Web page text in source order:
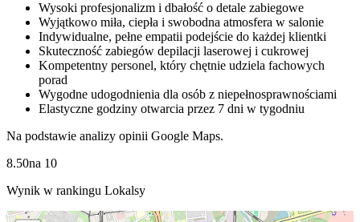
Wysoki profesjonalizm i dbałość o detale zabiegowe
Wyjątkowo miła, ciepła i swobodna atmosfera w salonie
Indywidualne, pełne empatii podejście do każdej klientki
Skuteczność zabiegów depilacji laserowej i cukrowej
Kompetentny personel, który chętnie udziela fachowych
porad
Wygodne udogodnienia dla osób z niepełnosprawnościami
Elastyczne godziny otwarcia przez 7 dni w tygodniu
Na podstawie analizy opinii Google Maps.
8.50na 10
Wynik w rankingu Lokalsy